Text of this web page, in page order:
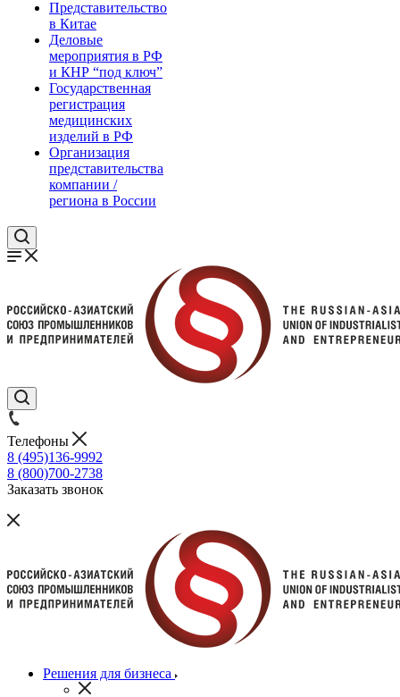
Представительство
в Китае
Деловые
мероприятия в РФ
и КНР “под ключ”
Государственная
регистрация
медицинских
изделий в РФ
Организация
представительства
компании /
региона в России
Телефоны
8 (495)136-9992
8 (800)700-2738
Заказать звонок
Решения для бизнеса